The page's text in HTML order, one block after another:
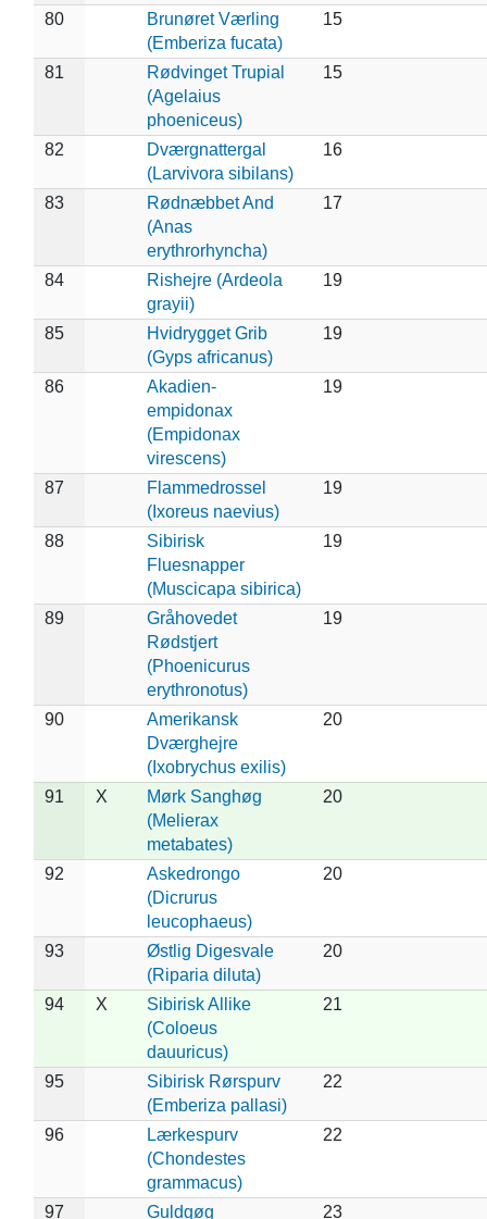
80
Brunøret Værling
(Emberiza fucata)
15
81
Rødvinget Trupial
(Agelaius
phoeniceus)
15
82
Dværgnattergal
(Larvivora sibilans)
16
83
Rødnæbbet And
(Anas
erythrorhyncha)
17
84
Rishejre (Ardeola
grayii)
19
85
Hvidrygget Grib
(Gyps africanus)
19
86
Akadien-
empidonax
(Empidonax
virescens)
19
87
Flammedrossel
(Ixoreus naevius)
19
88
Sibirisk
Fluesnapper
(Muscicapa sibirica)
19
89
Gråhovedet
Rødstjert
(Phoenicurus
erythronotus)
19
90
Amerikansk
Dværghejre
(Ixobrychus exilis)
20
91 X
Mørk Sanghøg
(Melierax
metabates)
20
92
Askedrongo
(Dicrurus
leucophaeus)
20
93
Østlig Digesvale
(Riparia diluta)
20
94 X
Sibirisk Allike
(Coloeus
dauuricus)
21
95
Sibirisk Rørspurv
(Emberiza pallasi)
22
96
Lærkespurv
(Chondestes
grammacus)
22
97 Guldgøg 23